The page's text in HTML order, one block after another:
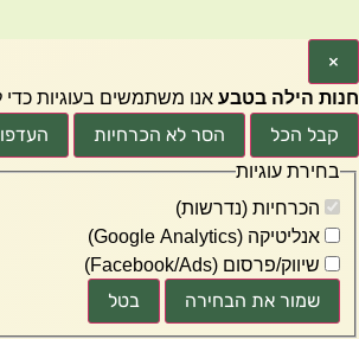
×
חנות הילה בטבע אנו משתמשים בעוגיות
קבל הכל הסר לא הכרחיות
בחירת עוגיות
הכרחיות (נדרשות)
אנליטיקה (Google Analytics)
שיווק/פרסום (Facebook/Ads)
שמור את הבחירה בטל